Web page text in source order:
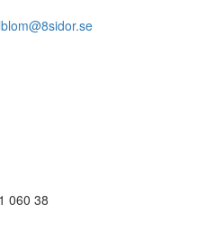
060 38